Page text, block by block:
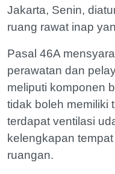
Jakarta, Senin,
ruang rawat inap
Pasal 46A
perawatan dan
meliputi komponen
tidak boleh memiliki
terdapat ventilasi
kelengkapan
ruangan.